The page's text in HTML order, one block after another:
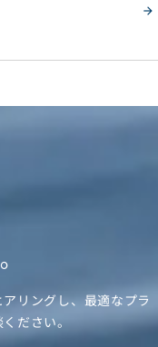
リングし、 最適なプラ
ださい。